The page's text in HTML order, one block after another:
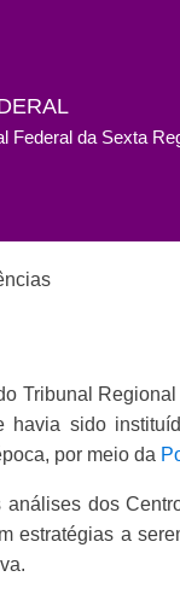
Federal da Sexta
Tribunal
havia sido
por meio da
análises dos
estratégias a